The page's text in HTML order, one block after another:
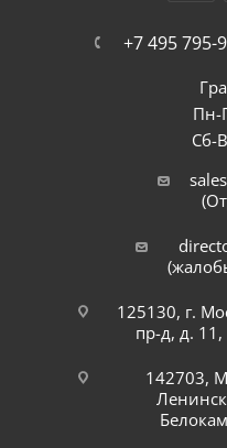
+7 495 795-
Пн-
Сб-
125130, г.
пр-д, д.
142703,